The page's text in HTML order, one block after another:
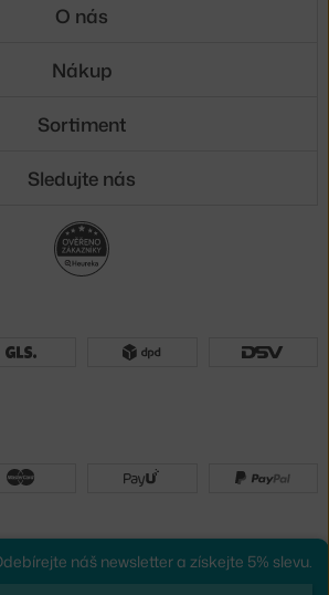
náš newsletter a získejte 5% slevu.
O nás
Nákup
Sortiment
Sledujte nás